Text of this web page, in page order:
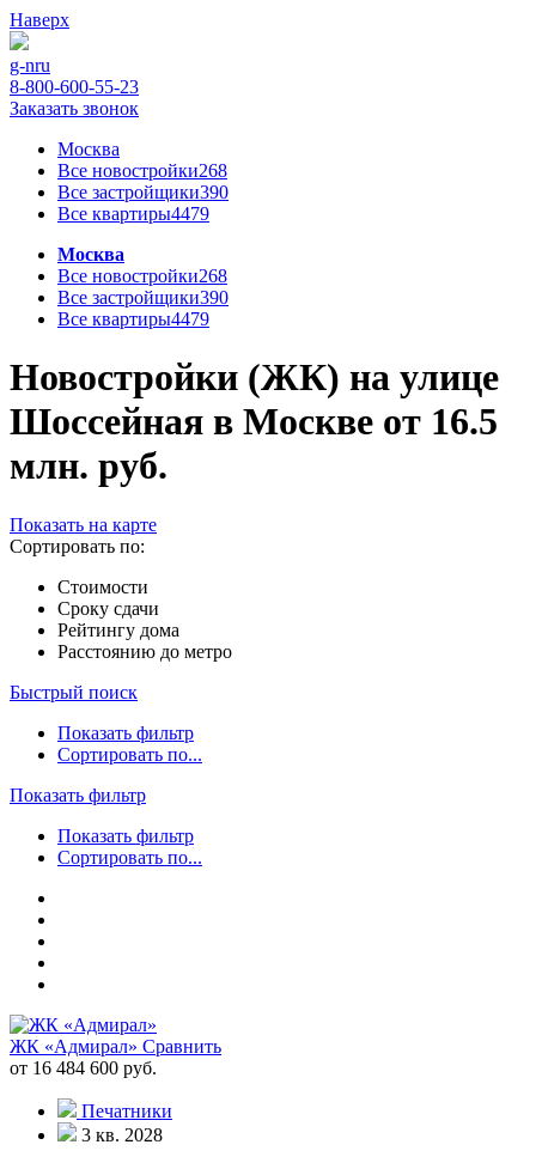
Наверх
g-nru
8-800-600-55-23
Заказать звонок
Москва
Все новостройки268
Все застройщики390
Все квартиры4479
Москва
Все новостройки268
Все застройщики390
Все квартиры4479
Новостройки (ЖК) на улице
Шоссейная в Москве от 16.5
млн. руб.
Показать на карте
Сортировать по:
Стоимости
Сроку сдачи
Рейтингу дома
Расстоянию до метро
Быстрый поиск
Показать фильтр
Сортировать по...
Показать фильтр
Показать фильтр
Сортировать по...
ЖК «Адмирал» Сравнить
от 16 484 600 руб.
Печатники
3 кв. 2028